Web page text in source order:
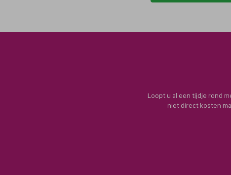
Loopt u al een tijdje rond
niet direct kosten